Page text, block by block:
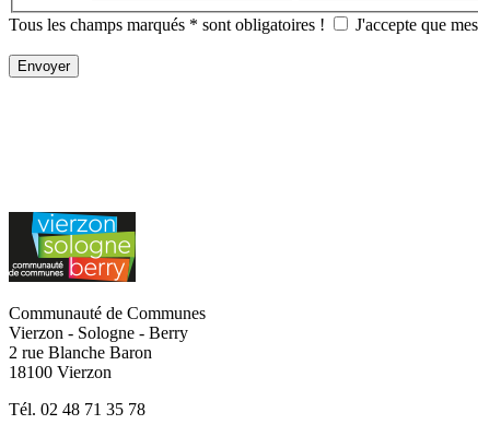
Tous les champs marqués * sont obligatoires ! J'accepte que
Communauté de Communes
Vierzon - Sologne - Berry
2 rue Blanche Baron
18100 Vierzon
Tél. 02 48 71 35 78